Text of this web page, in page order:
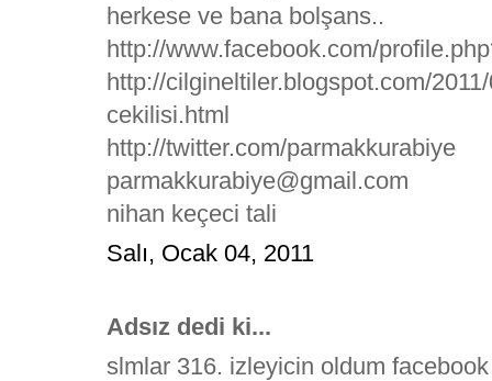
herkese ve bana bolşans..
http://www.facebook.com/
http://cilgineltiler.blogspot.com/
cekilisi.html
http://twitter.com/parmakkurabiye
parmakkurabiye@gmail.com
nihan keçeci tali
Salı, Ocak 04, 2011
Adsız dedi ki...
slmlar 316. izleyicin oldum facebook